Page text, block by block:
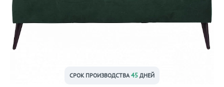
СРОК ПРОИЗВОДСТВА45 ДНЕЙ